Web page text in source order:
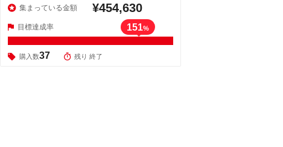
集まっている金額 ¥454,630
目標達成率 151%
購入数37 残り 終了